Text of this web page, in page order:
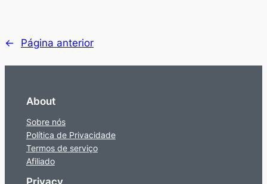
← Página anterior
About
Sobre nós
Política de Privacidade
Termos de serviço
Afiliado